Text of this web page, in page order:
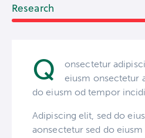
Research
Q
onsectetur
eiusm onsectetur
do eiusm od tempor
Adipiscing elit, sed do
aonsectetur sed do